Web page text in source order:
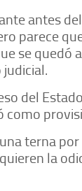
antes
parece
se quedó
del
como
terna
la